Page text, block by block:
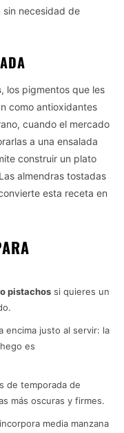
necesidad de
, los pigmentos que les
como antioxidantes
cuando el mercado
a una ensalada
construir un plato
almendras tostadas
esta receta en
pistachos si quieres un
encima justo al servir: la
es
de temporada de
más oscuras y firmes.
media manzana